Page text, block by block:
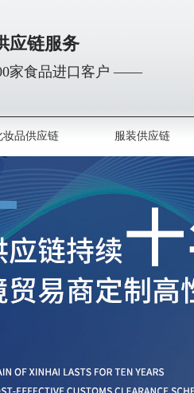
应链服务
家食品进口客户 ——
妆品供应链 服装供应链